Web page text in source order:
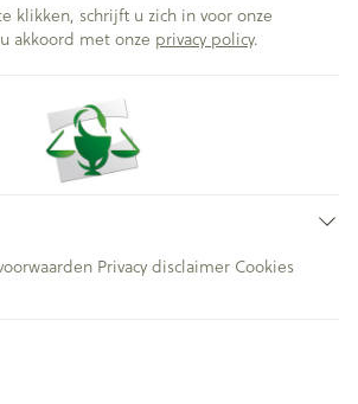
klikken, schrijft u zich in voor onze
akkoord met onze privacy policy.
Privacy disclaimer Cookies